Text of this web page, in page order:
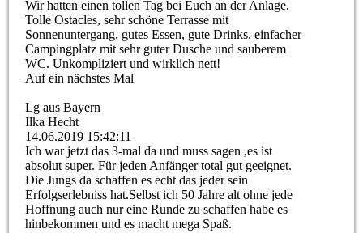
Wir hatten einen tollen Tag bei Euch an der Anlage.
Tolle Ostacles, sehr schöne Terrasse mit
Sonnenuntergang, gutes Essen, gute Drinks, einfacher
Campingplatz mit sehr guter Dusche und sauberem
WC. Unkompliziert und wirklich nett!
Auf ein nächstes Mal
Lg aus Bayern
Ilka Hecht
14.06.2019 15:42:11
Ich war jetzt das 3-mal da und muss sagen ,es ist
absolut super. Für jeden Anfänger total gut geeignet.
Die Jungs da schaffen es echt das jeder sein
Erfolgserlebniss hat.Selbst ich 50 Jahre alt ohne jede
Hoffnung auch nur eine Runde zu schaffen habe es
hinbekommen und es macht mega Spaß.